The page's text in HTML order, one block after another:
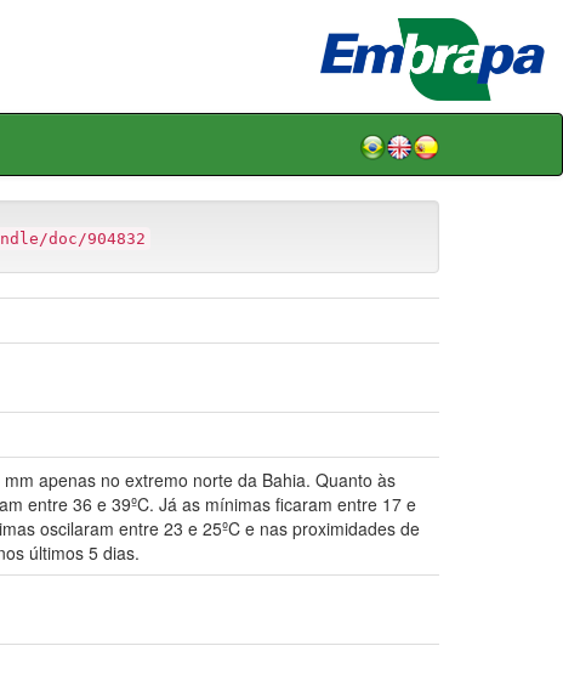
doc/904832
apenas no extremo norte da Bahia. Quanto às
entre 36 e 39ºC. Já as mínimas ficaram entre 17 e
oscilaram entre 23 e 25ºC e nas proximidades de
últimos 5 dias.